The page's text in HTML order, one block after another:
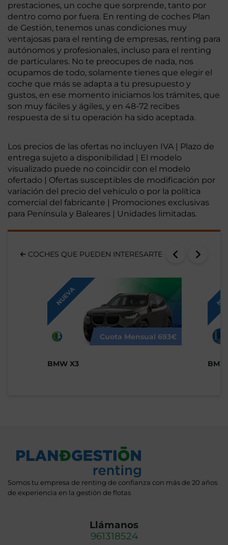
prestaciones, un coche que sorprende, tanto por
dentro como por fuera. En renting de coches Plan
de Gestión, tenemos unas condiciones muy
ventajosas para el renting de empresas, renting para
autónomos y profesionales, incluso para el renting
de particulares. No te preocupes de nada, nos
ocupamos de todo, solamente tienes que elegir el
coche que más se adapta a tu presupuesto y
gustos, en ese momento iniciamos los trámites, que
son muy fáciles y ágiles, y en 48-72 recibes
respuesta de si tu operación ha sido aceptada.
Los precios de las ofertas no incluyen IVA | Plazo de
entrega sujeto a disponibilidad | El modelo
visualizado puede no coincidir con el modelo
ofertado | Ofertas susceptibles de modificación por
variación del precio del vehículo o por la política
comercial del fabricante | Promociones exclusivas
para Península y Baleares | Unidades limitadas.
COCHES QUE PUEDEN INTERESARTE
NUEVA
Cuota Mensual 693€
BMW X3
Somos tu empresa de renting de confianza con más de 20 años
de experiencia en la gestión de flotas
Llámanos
961318524